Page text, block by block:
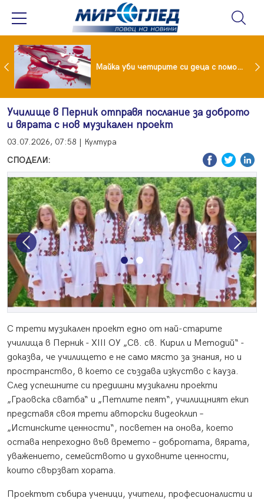
Проф.Кантарджиев: Пазете се от комарите и полово предаваните инфекции Майка уби четирите си деца с помощта на баба им, след което се самоуби
Училище в Перник отправя послание за доброто
и вярата с нов музикален проект
03.07.2026, 07:58 | Култура
СПОДЕЛИ:
Previous Next
С трети музикален проект едно от най-старите
училища в Перник - XIII ОУ „Св. св. Кирил и Методий“ -
доказва, че училището е не само място за знания, но и
пространство, в което се създава изкуство с кауза.
След успешните си предишни музикални проекти
„Граовска сватба“ и „Петлите пеят“, училищният екип
представя своя трети авторски видеоклип –
„Истинските ценности“, посветен на онова, което
остава непреходно във времето – добротата, вярата,
уважението, семейството и духовните ценности,
които свързват хората.
Проектът събира ученици, учители, професионалисти и